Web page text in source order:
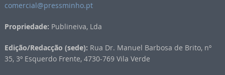
comercial@pressminho.pt
Propriedade: Publineiva, Lda
Edição/Redacção (sede): Rua Dr. Manuel Barbosa de Brito, nº
35, 3º Esquerdo Frente, 4730-769 Vila Verde